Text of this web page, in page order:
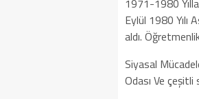
1971-1980
Eylül 1980 Yılı
aldı.
Siyasal
Odası Ve